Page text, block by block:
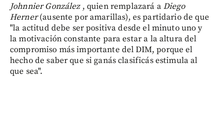
Johnnier González, quien remplazará aDiego
Herner(ausente por amarillas), es partidario de que
"la actitud debe ser positiva desde el minuto uno y
la motivación constante para estar a la altura del
compromiso más importante del DIM, porque el
hecho de saber que si ganás clasificás estimula al
que sea".